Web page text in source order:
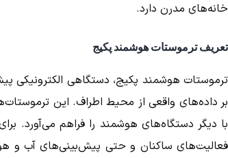
خانه‌های مدرن دارد.
تعریف ترموستات هوشمند پکیج
ترموستات هوشمند پکیج، دستگاهی الکترونیکی
با دیگر دستگاه‌های هوشمند را فراهم می‌آورد.
فعالیت‌های ساکنان و حتی پیش‌بینی‌های آب و